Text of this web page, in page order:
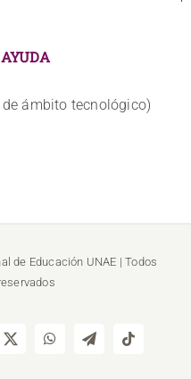
ámbito tecnológico)
de Educación UNAE | Todos
X WhatsAppTelegramTiktok